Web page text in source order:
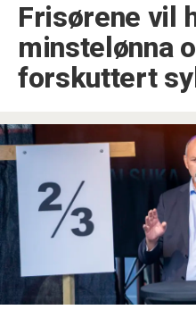
Frisørene vil
minstelønna
forskuttert